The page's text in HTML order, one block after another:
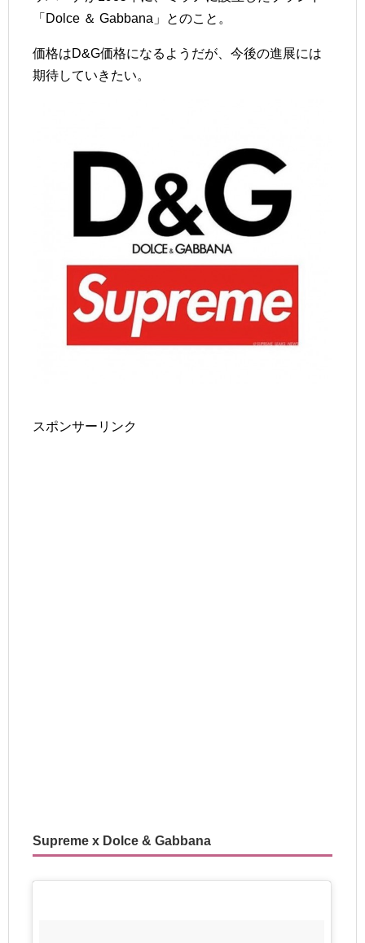
「Dolce ＆ Gabbana」とのこと。
価格はD&G価格になるようだが、今後の進展には
期待していきたい。
スポンサーリンク
Supreme x Dolce & Gabbana